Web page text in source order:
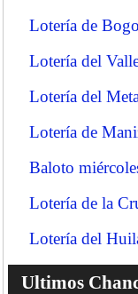
Lotería de
Lotería del
Lotería del
Lotería de
Baloto
Lotería de la
Lotería del
Ultimos